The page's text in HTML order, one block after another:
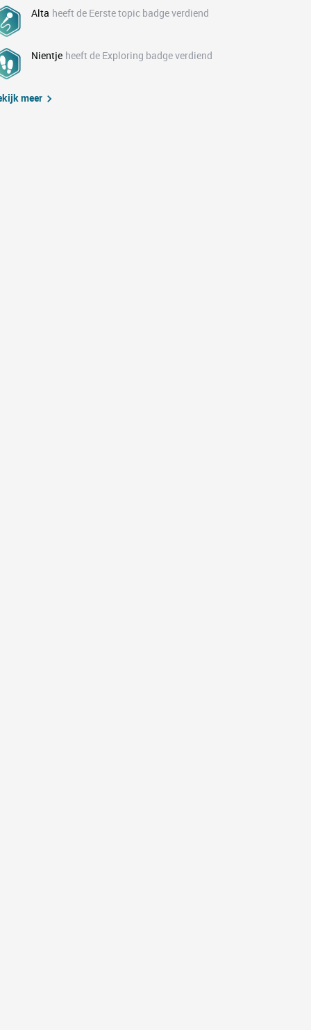
Alta heeft de Eerste topic badge verdiend
Nientje heeft de Exploring badge verdiend
meer